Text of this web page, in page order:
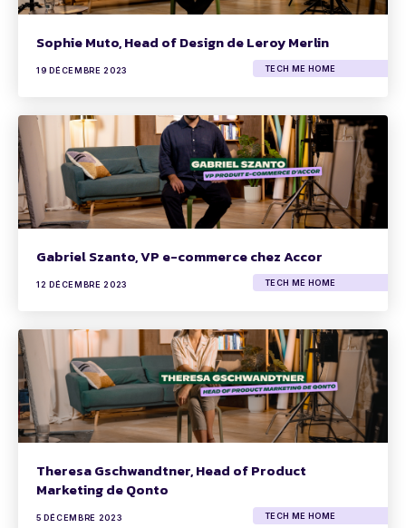
Sophie Muto, Head of Design de Leroy Merlin
19 DÉCEMBRE 2023 TECH ME HOME
Gabriel Szanto, VP e-commerce chez Accor
12 DÉCEMBRE 2023 TECH ME HOME
Theresa Gschwandtner, Head of Product
Marketing de Qonto
5 DÉCEMBRE 2023 TECH ME HOME